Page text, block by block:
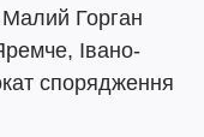
Малий Горган
Івано-
спорядження